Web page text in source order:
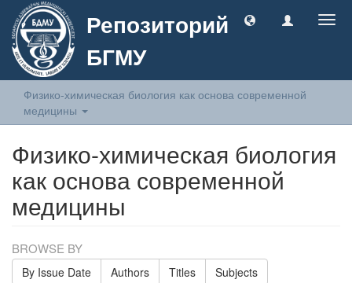
Репозиторий
БГМУ
Физико-химическая биология как основа современной
медицины
Физико-химическая биология
как основа современной
медицины
BROWSE BY
By Issue Date Authors Titles Subjects